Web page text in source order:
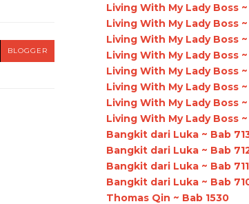
BLOGGER
Living With My Lady Boss ~
Living With My Lady Boss ~
Living With My Lady Boss ~
Living With My Lady Boss ~
Living With My Lady Boss ~
Living With My Lady Boss ~
Living With My Lady Boss ~
Living With My Lady Boss ~
Bangkit dari Luka ~ Bab
Bangkit dari Luka ~ Bab
Bangkit dari Luka ~ Bab 711
Bangkit dari Luka ~ Bab
Thomas Qin ~ Bab 1530